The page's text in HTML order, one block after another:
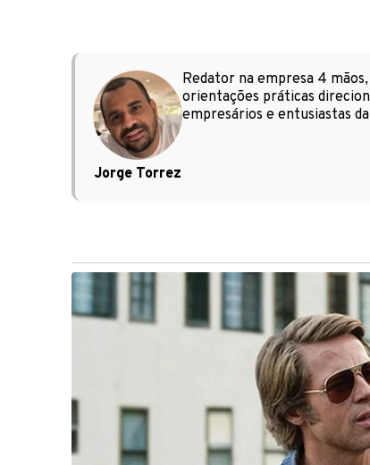
Jorge Torrez
Redator na empresa 4
orientações práticas
empresários e entusiastas